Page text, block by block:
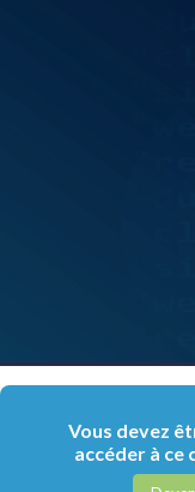
Vous devez
accéder à ce